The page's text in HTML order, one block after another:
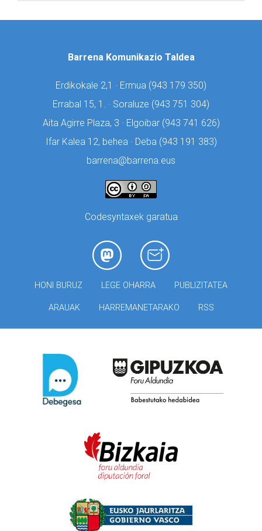
Barrena Komunikazio Taldea
Erdikokale 2,1 · Ermua (943 179 350)
Errabal 15, 1. · Soraluze (943 751 304)
Aita Agirre Plaza, 3 · Elgoibar (943 741 626)
Ifar Kalea 12, behea · Deba (943 191 383)
barrena@barrena.eus
Codesyntaxek garatua
HONI BURUZ LEGE OHARRA PUBLIZITATEA
ARAUAK HARREMANETARAKO RSS